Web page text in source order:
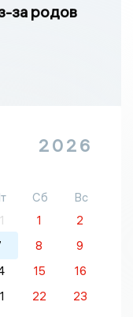
за родов
2026
Сб
Вс
1
2
8
9
15
16
22
23